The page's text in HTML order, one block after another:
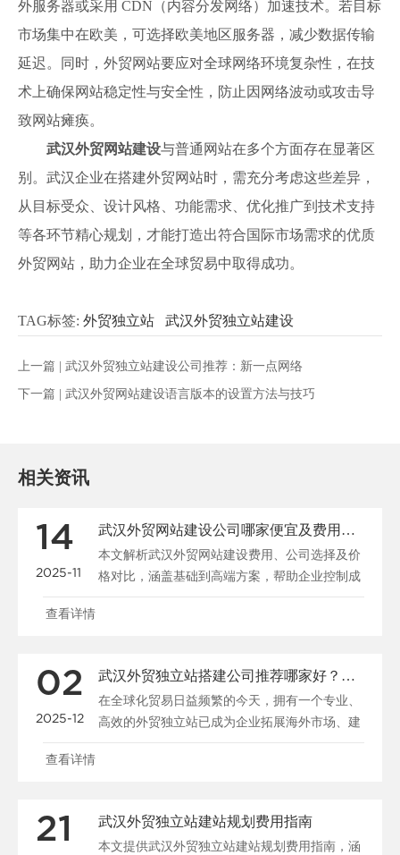
外服务器或采用 CDN（内容分发网络）加速技术。若目标
市场集中在欧美，可选择欧美地区服务器，减少数据传输
延迟。同时，外贸网站要应对全球网络环境复杂性，在技
术上确保网站稳定性与安全性，防止因网络波动或攻击导
致网站瘫痪。
武汉外贸网站建设与普通网站在多个方面存在显著区
别。武汉企业在搭建外贸网站时，需充分考虑这些差异，
从目标受众、设计风格、功能需求、优化推广到技术支持
等各环节精心规划，才能打造出符合国际市场需求的优质
外贸网站，助力企业在全球贸易中取得成功。
TAG标签: 外贸独立站 武汉外贸独立站建设
上一篇 | 武汉外贸独立站建设公司推荐：新一点网络
下一篇 | 武汉外贸网站建设语言版本的设置方法与技巧
相关资讯
14
2025-11
武汉外贸网站建设公司哪家便宜及费用指南
本文解析武汉外贸网站建设费用、公司选择及价
格对比，涵盖基础到高端方案，帮助企业控制成
本并提升国际竞争......
查看详情
02
2025-12
武汉外贸独立站搭建公司推荐哪家好？费用与注意事项指南
在全球化贸易日益频繁的今天，拥有一个专业、
高效的外贸独立站已成为企业拓展海外市场、建
立品牌形象的关键......
查看详情
21 武汉外贸独立站建站规划费用指南
本文提供武汉外贸独立站建站规划费用指南，涵